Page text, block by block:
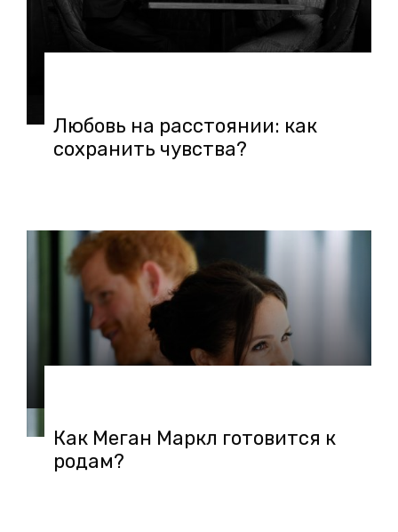
Любовь на расстоянии: как
сохранить чувства?
Как Меган Маркл готовится к
родам?